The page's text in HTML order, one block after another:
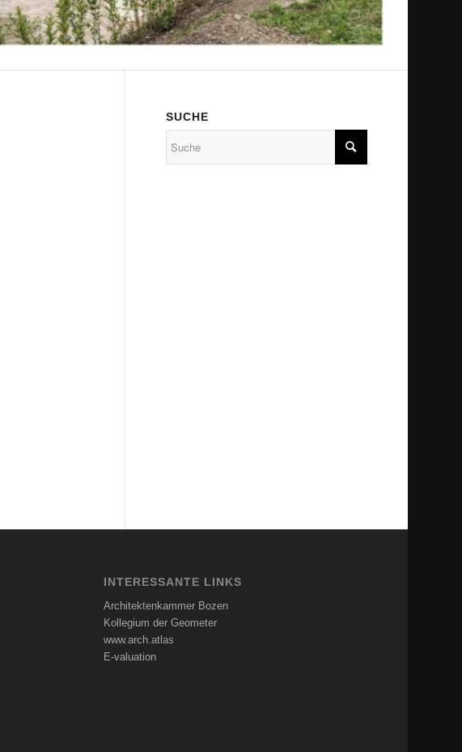
SUCHE
INTERESSANTE LINKS
Architektenkammer Bozen
Kollegium der Geometer
www.arch.atlas
E-valuation